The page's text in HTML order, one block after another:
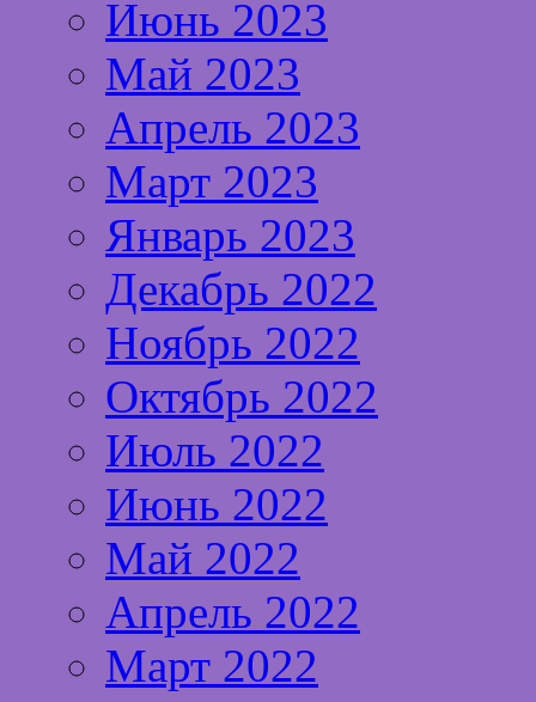
Июнь 2023
Май 2023
Апрель 2023
Март 2023
Январь 2023
Декабрь 2022
Ноябрь 2022
Октябрь 2022
Июль 2022
Июнь 2022
Май 2022
Апрель 2022
Март 2022